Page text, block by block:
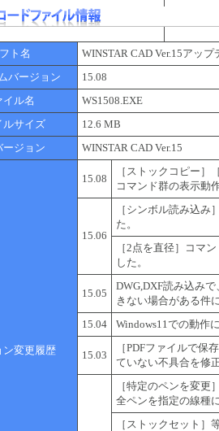
ト名
WINSTAR CAD Ver.15アッ
バージョン
15.08
イル名
WS1508.EXE
ルサイズ
12.6 MB
ージョン
WINSTAR CAD Ver.15
ン変更履歴
15.08
［ストックコピー］
コマンド群の表示動
15.06
［シンボル読み込み
た。
［2点を直径］コマ
した。
15.05
DWG,DXF読み込み
きない場合がある件
15.04
Windows11での動作
15.03
［PDFファイルで保
ていない不具合を修
［特定のペンを変更
全ペンを指定の線種
［ストックセット］